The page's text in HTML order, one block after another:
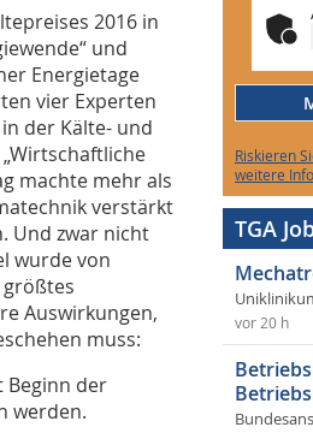
2016 in
und
Energietage
vier Experten
der Kälte- und
machte mehr als
verstärkt
Und zwar nicht
wurde von
Auswirkungen,
muss:
Beginn der
werden.
Riskieren
weitere
TGA
vor 20 h